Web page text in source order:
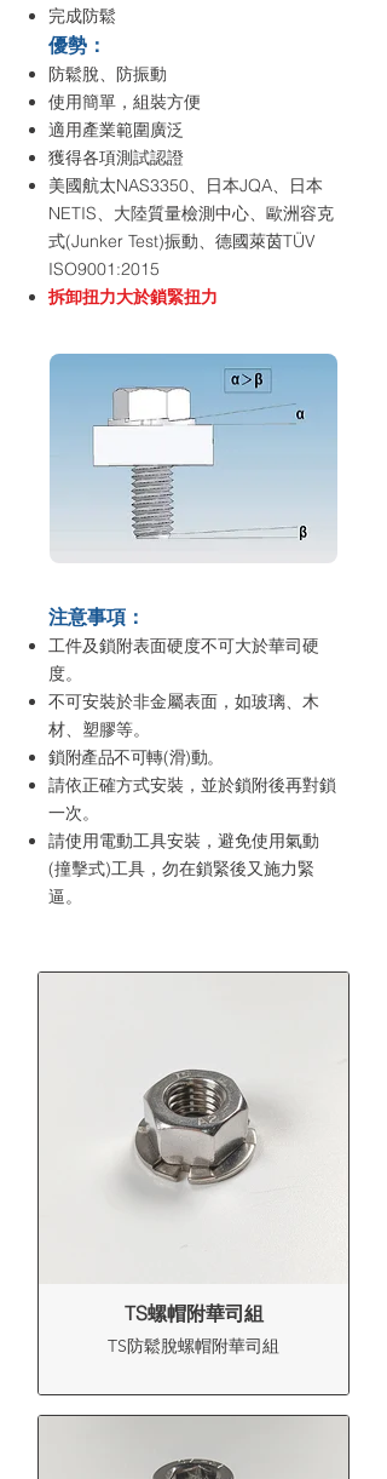
完成防鬆
優勢：
防鬆脫、防振動
使用簡單，組裝方便
適用產業範圍廣泛
獲得各項測試認證
美國航太NAS3350、
日本JQA、日本
NETIS、大陸質量檢測中心、歐洲容克
式(Junker Test)振動、德國萊茵TÜV
ISO9001:2015
​​拆卸扭力大於鎖緊扭力
注意事項：
工件及鎖附表面硬度不可大於華司硬
度。
不可安裝於非金屬表面，如玻璃、木
材、塑膠等。
鎖附產品不可轉(滑)動。
請依正確方式安裝，並於鎖附後再對鎖
一次。
請使用電動工具安裝，避免使用氣動
(撞擊式)工具，勿在鎖緊後又施力緊
逼。
TS螺帽附華司組
TS防鬆脫螺帽附華司組